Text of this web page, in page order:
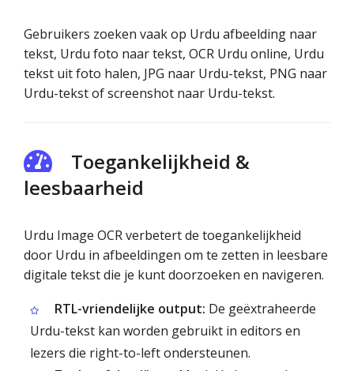
Gebruikers zoeken vaak op Urdu afbeelding naar
tekst, Urdu foto naar tekst, OCR Urdu online, Urdu
tekst uit foto halen, JPG naar Urdu-tekst, PNG naar
Urdu-tekst of screenshot naar Urdu-tekst.
Toegankelijkheid &
leesbaarheid
Urdu Image OCR verbetert de toegankelijkheid
door Urdu in afbeeldingen om te zetten in leesbare
digitale tekst die je kunt doorzoeken en navigeren.
RTL-vriendelijke output: De geëxtraheerde
Urdu-tekst kan worden gebruikt in editors en
lezers die right-to-left ondersteunen.